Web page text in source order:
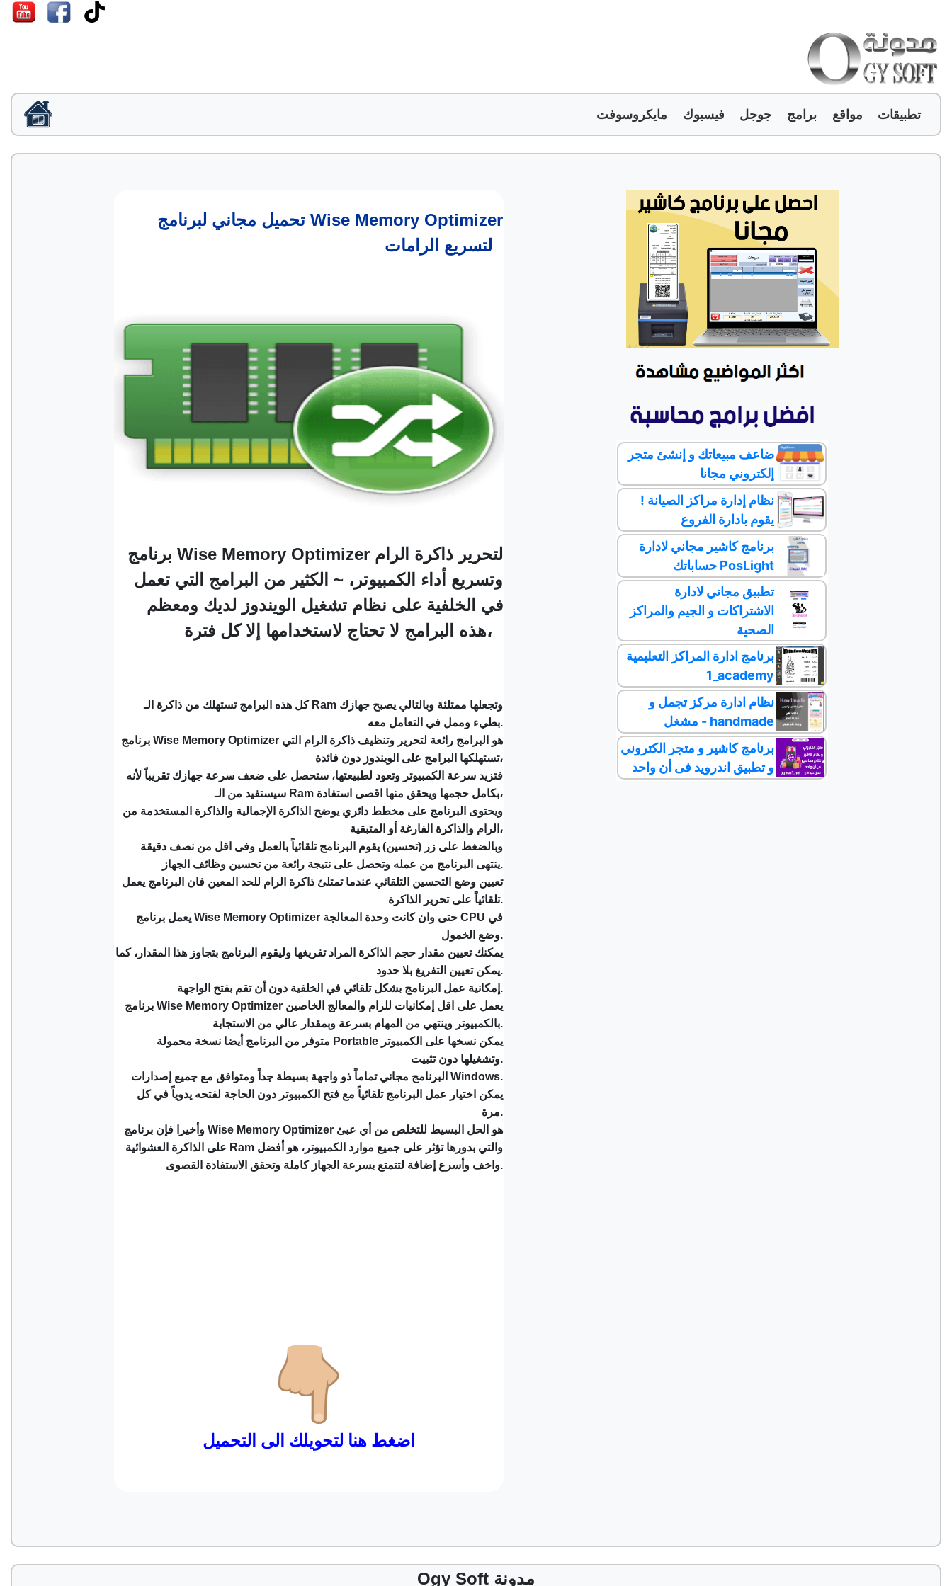
مايكروسوفت فيسبوك جوجل برامج مواقع تطبيقات
تحميل مجاني لبرنامج Wise Memory Optimizer
لتسريع الرامات
برنامج Wise Memory Optimizer لتحرير ذاكرة الرام
وتسريع أداء الكمبيوتر، ~ الكثير من البرامج التي تعمل
في الخلفية على نظام تشغيل الويندوز لديك ومعظم
هذه البرامج لا تحتاج لاستخدامها إلا كل فترة،
كل هذه البرامج تستهلك من ذاكرة الـ Ram وتجعلها ممتلئة وبالتالي يصبح جهازك
بطيء وممل في التعامل معه.
برنامج Wise Memory Optimizer هو البرامج رائعة لتحرير وتنظيف ذاكرة الرام التي
تستهلكها البرامج على الويندوز دون فائدة،
فتزيد سرعة الكمبيوتر وتعود لطبيعتها، ستحصل على ضعف سرعة جهازك تقريباً لأنه
سيستفيد من الـ Ram بكامل حجمها ويحقق منها اقصى استفادة،
ويحتوى البرنامج على مخطط دائري يوضح الذاكرة الإجمالية والذاكرة المستخدمة من
الرام والذاكرة الفارغة أو المتبقية،
وبالضغط على زر (تحسين) يقوم البرنامج تلقائياً بالعمل وفى اقل من نصف دقيقة
ينتهى البرنامج من عمله وتحصل على نتيجة رائعة من تحسين وظائف الجهاز.
تعيين وضع التحسين التلقائي عندما تمتلئ ذاكرة الرام للحد المعين فان البرنامج يعمل
تلقائياً على تحرير الذاكرة.
يعمل برنامج Wise Memory Optimizer حتى وان كانت وحدة المعالجة CPU في
وضع الخمول.
يمكنك تعيين مقدار حجم الذاكرة المراد تفريغها وليقوم البرنامج بتجاوز هذا المقدار، كما
يمكن تعيين التفريغ بلا حدود.
إمكانية عمل البرنامج بشكل تلقائي في الخلفية دون أن تقم بفتح الواجهة.
برنامج Wise Memory Optimizer يعمل على اقل إمكانيات للرام والمعالج الخاصين
بالكمبيوتر وينتهي من المهام بسرعة وبمقدار عالي من الاستجابة.
متوفر من البرنامج أيضا نسخة محمولة Portable يمكن نسخها على الكمبيوتر
وتشغيلها دون تثبيت.
البرنامج مجاني تماماً ذو واجهة بسيطة جداً ومتوافق مع جميع إصدارات Windows.
يمكن اختيار عمل البرنامج تلقائياً مع فتح الكمبيوتر دون الحاجة لفتحه يدوياً في كل
مرة.
وأخيرا فإن برنامج Wise Memory Optimizer هو الحل البسيط للتخلص من أي عبئ
على الذاكرة العشوائية Ram والتي بدورها تؤثر على جميع موارد الكمبيوتر، هو أفضل
واخف وأسرع إضافة لتتمتع بسرعة الجهاز كاملة وتحقق الاستفادة القصوى.
ضاعف مبيعاتك و إنشئ متجر
إلكتروني مجانا
نظام إدارة مراكز الصيانة !
يقوم بادارة الفروع
برنامج كاشير مجاني لادارة
حساباتك PosLight
تطبيق مجاني لادارة
الاشتراكات و الجيم والمراكز
الصحية
برنامج ادارة المراكز التعليمية
1_academy
نظام ادارة مركز تجمل و
مشغل - handmade
برنامج كاشير و متجر الكتروني
و تطبيق اندرويد فى أن واحد
Ogy Soft مدونة